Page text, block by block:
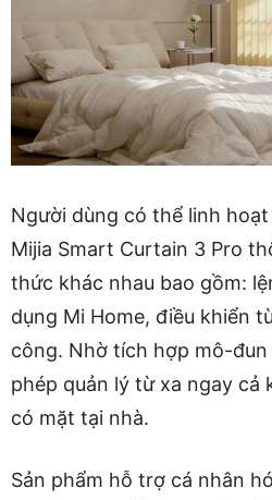
Người dùng có thể linh
Mijia Smart Curtain 3 Pro
thức khác nhau bao gồm:
dụng Mi Home, điều khiển
công. Nhờ tích hợp mô-
phép quản lý từ xa ngay cả
có mặt tại nhà.
Sản phẩm hỗ trợ cá nhân